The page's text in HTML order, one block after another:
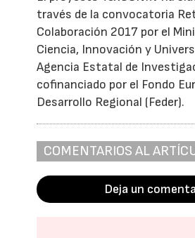
través de la convocatoria
Colaboración 2017 por el
Ciencia, Innovación y
Agencia Estatal de
cofinanciado por el Fondo
Desarrollo Regional (Feder).
COMENTARIOS AL
Deja un